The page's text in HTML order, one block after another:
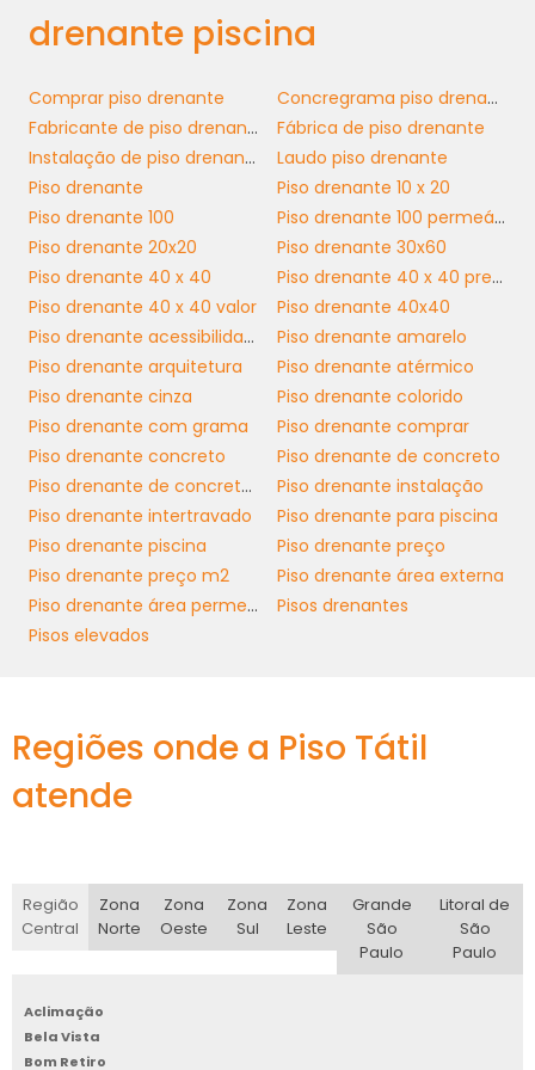
piso drenante piscina
sua durabilidade e facilidade de manutenção.
Ao contrário de outros tipos de piso que
podem ser suscetíveis a mofo e deterioração
devido à umidade, o piso drenante é
projetado para resistir a condições adversas.
Isso significa que os custos a longo prazo são
minimizados, uma vez que a necessidade de
substituições frequentes é reduzida.
Para manter a beleza e funcionalidade do
piso, a limpeza é simples e rápida. Um jato de
água e, em alguns casos, a utilização de
produtos de limpeza suaves são suficientes
para remover sujeira e impurezas. Essa
praticidade é um atrativo significativo para
empresas que buscam eficiência em suas
operações sem comprometer a qualidade do
ambiente.
INSTALAÇÃO
A instalação de um piso drenante piscina
deve ser realizada por profissionais
mal feita pode comprometer a eficiência da
drenagem e, consequentemente, a segurança
do ambiente. Por isso, é importante escolher
material, mas também a orientação e o
suporte necessários para uma instalação
adequada.
drenante piscina
Comprar piso drenante
Concregrama piso drenante
Fabricante de piso drenante
Fábrica de piso drenante
Instalação de piso drenante
Laudo piso drenante
Piso drenante
Piso drenante 10 x 20
Piso drenante 100
Piso drenante 100 permeável
Piso drenante 20x20
Piso drenante 30x60
Piso drenante 40 x 40
Piso drenante 40 x 40 preço
Piso drenante 40 x 40 valor
Piso drenante 40x40
Piso drenante acessibilidade
Piso drenante amarelo
Piso drenante arquitetura
Piso drenante atérmico
Piso drenante cinza
Piso drenante colorido
Piso drenante com grama
Piso drenante comprar
Piso drenante concreto
Piso drenante de concreto
Piso drenante de concreto preço
Piso drenante instalação
Piso drenante intertravado
Piso drenante para piscina
Piso drenante piscina
Piso drenante preço
Piso drenante preço m2
Piso drenante área externa
Piso drenante área permeável
Pisos drenantes
Pisos elevados
Regiões onde a Piso Tátil
atende
Região
Central
Zona
Norte
Zona
Oeste
Zona
Sul
Zona
Leste
Grande
São
Paulo
Litoral de
São
Paulo
Aclimação
Bela Vista
Bom Retiro